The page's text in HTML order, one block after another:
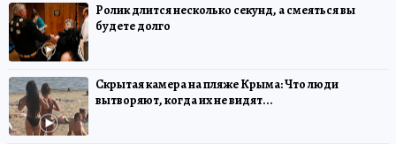
Ролик длится несколько секунд, а смеяться вы
будете долго
Скрытая камера на пляже Крыма: Что люди
вытворяют, когда их не видят...